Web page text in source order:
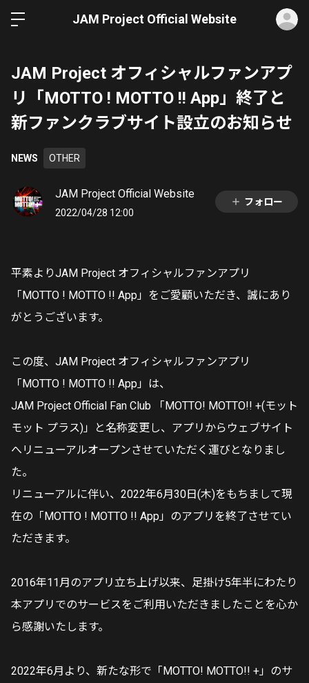
JAM Project Official Website
JAM Project オフィシャルファンアプ
リ「MOTTO ! MOTTO !! App」終了と
新ファンクラブサイト設立のお知らせ
NEWS OTHER
JAM Project Official Website
2022/04/28 12:00
フォロー
平素よりJAM Project オフィシャルファンアプリ
「MOTTO ! MOTTO !! App」をご愛顧いただき、誠にあり
がとうございます。
この度、JAM Project オフィシャルファンアプリ
「MOTTO ! MOTTO !! App」は、
JAM Project Official Fan Club 「MOTTO! MOTTO!! +(モット
モット プラス)」と名称変更し、アプリからウェブサイト
へリニューアルオープンさせていただく運びとなりまし
た。
リニューアルに伴い、2022年6月30日(木)をもちまして現
在の「MOTTO ! MOTTO !! App」のアプリを終了させてい
ただきます。
2016年11月のアプリ立ち上げ以来、足掛け5年半にわたり
本アプリでのサービスをご利用いただきましたことを心か
ら感謝いたします。
2022年6月より、新たな形で「MOTTO! MOTTO!! +」のサ